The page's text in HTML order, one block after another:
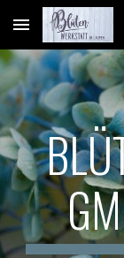
Skip to main